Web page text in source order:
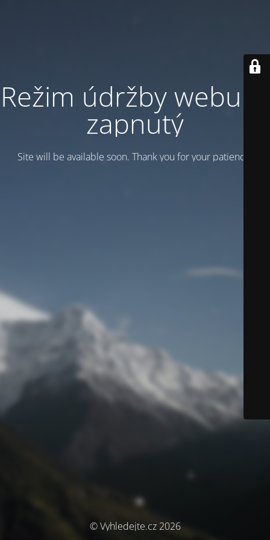
Režim údržby webu je
zapnutý
Site will be available soon. Thank you for your patience!
© Vyhledejte.cz 2026